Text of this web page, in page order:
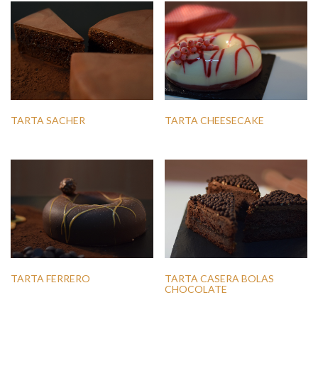
TARTA SACHER TARTA CHEESECAKE
TARTA FERRERO
TARTA CASERA BOLAS
CHOCOLATE